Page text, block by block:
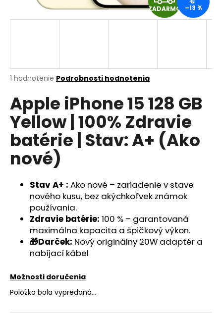
Priemerné
produktu
je
5,0
z
5
hviezdičiek.
1 hodnotenie Podrobnosti hodnotenia
Apple iPhone 15 128 GB
Yellow | 100% Zdravie
batérie | Stav: A+ (Ako
nové)
Stav A+ : Ako nové – zariadenie v stave
nového kusu, bez akýchkoľvek známok
používania.
Zdravie batérie: 100 % – garantovaná
maximálna kapacita a špičkový výkon.
🎁Darček: Nový originálny 20W adaptér a
nabíjací kábel
Možnosti doručenia
Položka bola vypredaná…
A
M
O
ZADARMO –13 %
j
?
HĽADAŤ
O
d
IPHONE
-